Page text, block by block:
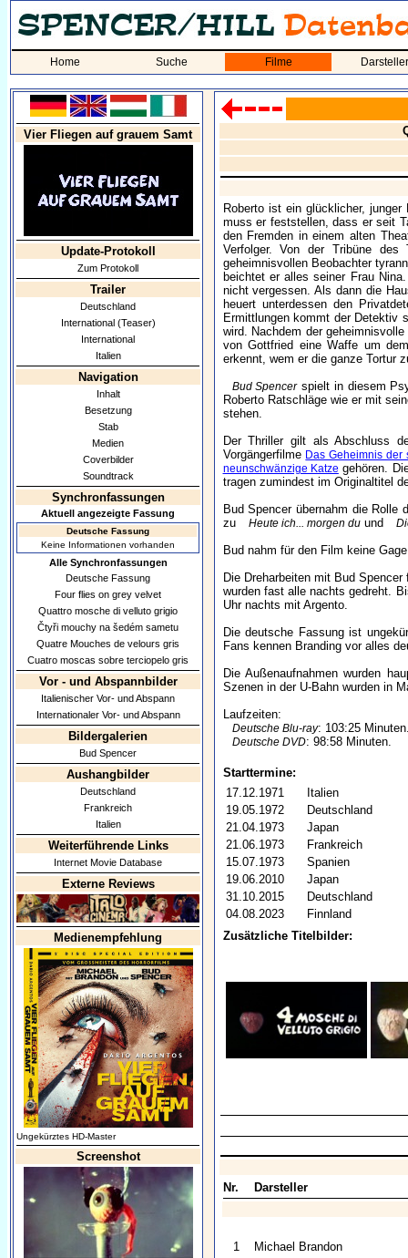
Home Suche Filme Darsteller
Vier Fliegen auf grauem Samt
Update-Protokoll
Zum Protokoll
Trailer
Deutschland
International (Teaser)
International
Italien
Navigation
Inhalt
Besetzung
Stab
Medien
Coverbilder
Soundtrack
Synchronfassungen
Aktuell angezeigte Fassung
Deutsche Fassung
Keine Informationen vorhanden
Alle Synchronfassungen
Deutsche Fassung
Four flies on grey velvet
Quattro mosche di velluto grigio
Čtyři mouchy na šedém sametu
Quatre Mouches de velours gris
Cuatro moscas sobre terciopelo gris
Vor - und Abspannbilder
Italienischer Vor- und Abspann
Internationaler Vor- und Abspann
Bildergalerien
Bud Spencer
Aushangbilder
Deutschland
Frankreich
Italien
Weiterführende Links
Internet Movie Database
Externe Reviews
Medienempfehlung
Ungekürztes HD-Master
Screenshot
Roberto ist ein glücklicher,
muss er feststellen, dass er seit
den Fremden in einem alten
Verfolger. Von der Tribüne
geheimnisvollen Beobachter
beichtet er alles seiner Frau
nicht vergessen. Als dann die
heuert unterdessen den
Ermittlungen kommt der Detektiv
wird. Nachdem der
von Gottfried eine Waffe um
erkennt, wem er die ganze Tortur
Bud Spencerspielt in diesem
Roberto Ratschläge wie er mit
stehen.
Der Thriller gilt als Abschluss
Vorgängerfilme Das Geheimnis der
neunschwänzige Katze gehören.
tragen zumindest im Originaltitel
Bud Spencer übernahm die Rolle
zu
Heute ich... morgen duund
Bud nahm für den Film keine
Die Dreharbeiten mit Bud
wurden fast alle nachts gedreht.
Uhr nachts mit Argento.
Die deutsche Fassung ist
Fans kennen Branding vor alles
Die Außenaufnahmen wurden
Szenen in der U-Bahn wurden in
Laufzeiten:
Deutsche Blu-ray: 103:25
Deutsche DVD: 98:58 Minuten.
Starttermine:
17.12.1971
Italien
19.05.1972
Deutschland
21.04.1973
Japan
21.06.1973
Frankreich
15.07.1973
Spanien
19.06.2010
Japan
31.10.2015
Deutschland
04.08.2023
Finnland
Zusätzliche Titelbilder:
Nr. Darsteller
1 Michael Brandon